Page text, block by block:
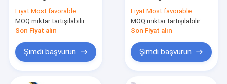
Uzunluk
Fiyat:Most favorable
MOQ:miktar tartışılabilir
Son Fiyat alın
Şimdi başvurun
Awg Kablosu
Fiyat:Most favorable
MOQ:miktar tartışılabilir
Son Fiyat alın
Şimdi başvurun